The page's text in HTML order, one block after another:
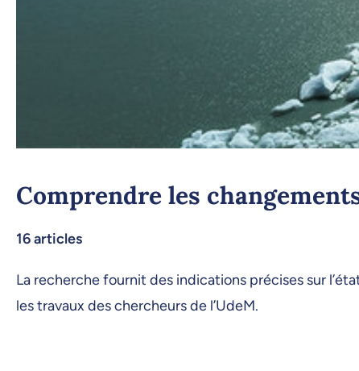
Comprendre les
16 articles
La recherche fournit des indications précises sur
les travaux des chercheurs de l’UdeM.